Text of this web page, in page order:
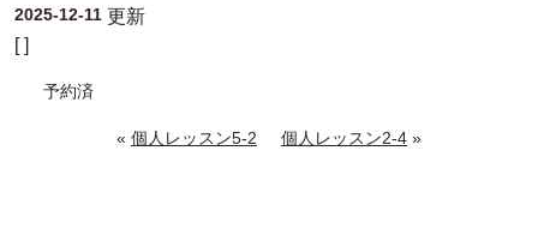
2025-12-11 更新
[ ]
予約済
« 個人レッスン5-2 個人レッスン2-4 »